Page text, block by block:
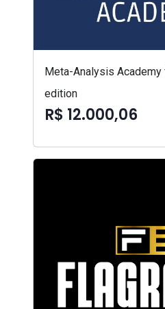
Meta-Analysis
edition
R$ 12.000,06